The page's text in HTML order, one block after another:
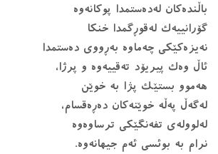
باڵندەکان لەدەستمدا پوکانەوە
گۆرانییەک لەقوڕگمدا خنکا
نەیزەکێکی چەماوە بەڕووی دەستمدا
ئاڵ وەک پیریۆد تەقییەوە و پرژا،
هەموو بستێک پژا بە خوێن
لەگەڵ پەڵە خوێنەکان دەڕەقسام،
لەلوولەی تفەنگێکی ترساوەوە
نرام بە بوئسی ئەم جیهانەوە.